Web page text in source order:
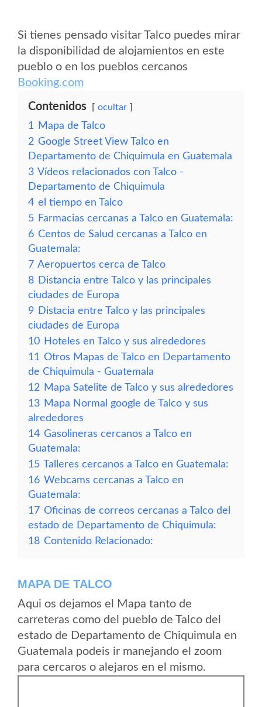
Si tienes pensado visitar Talco puedes mirar
la disponibilidad de alojamientos en este
pueblo o en los pueblos cercanos
Booking.com
Contenidos ocultar
1
Mapa de Talco
2 Google Street View Talco en
Departamento de Chiquimula en Guatemala
3 Vídeos relacionados con Talco -
Departamento de Chiquimula
4 el tiempo en Talco
5 Farmacias cercanas a Talco en Guatemala:
6 Centos de Salud cercanas a Talco en
Guatemala:
7 Aeropuertos cerca de Talco
8 Distancia entre Talco y las principales
ciudades de Europa
9 Distacia entre Talco y las principales
ciudades de Europa
10 Hoteles en Talco y sus alrededores
11 Otros Mapas de Talco en Departamento
de Chiquimula - Guatemala
12 Mapa Satelite de Talco y sus alrededores
13 Mapa Normal google de Talco y sus
alrededores
14 Gasolineras cercanos a Talco en
Guatemala:
15 Talleres cercanos a Talco en Guatemala:
16 Webcams cercanas a Talco en
Guatemala:
17 Oficinas de correos cercanas a Talco del
estado de Departamento de Chiquimula:
18 Contenido Relacionado:
MAPA DE TALCO
Aqui os dejamos el Mapa tanto de
carreteras como del pueblo de Talco del
estado de Departamento de Chiquimula en
Guatemala podeis ir manejando el zoom
para cercaros o alejaros en el mismo.